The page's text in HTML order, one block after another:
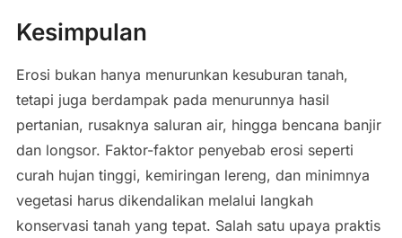
Kesimpulan
Erosi bukan hanya menurunkan kesuburan tanah,
tetapi juga berdampak pada menurunnya hasil
pertanian, rusaknya saluran air, hingga bencana banjir
dan longsor. Faktor-faktor penyebab erosi seperti
curah hujan tinggi, kemiringan lereng, dan minimnya
vegetasi harus dikendalikan melalui langkah
konservasi tanah yang tepat. Salah satu upaya praktis